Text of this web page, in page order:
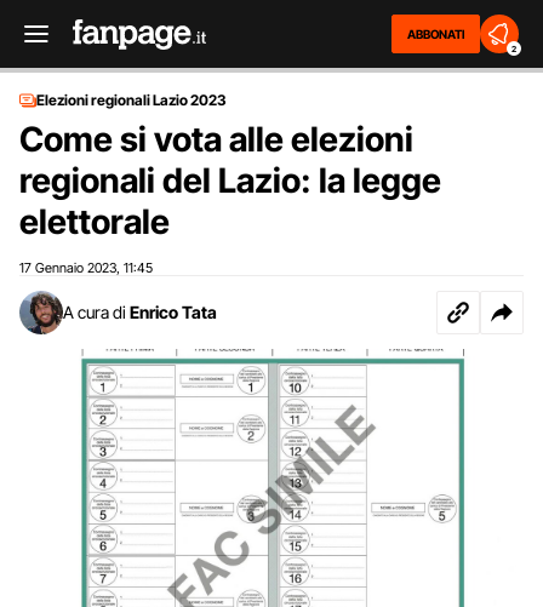
ABBONATI
2
Elezioni regionali Lazio 2023
Come si vota alle elezioni
regionali del Lazio: la legge
elettorale
17 Gennaio 2023 11:45
A cura di Enrico Tata